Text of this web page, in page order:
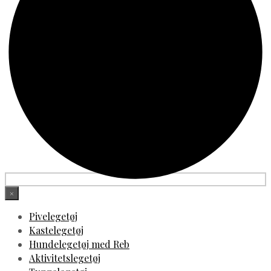
×
Pivelegetøj
Kastelegetøj
Hundelegetøj med Reb
Aktivitetslegetøj